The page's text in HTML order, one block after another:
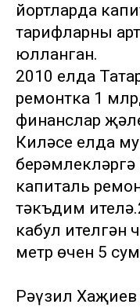
йортларда
тарифларны
юлланган.
2010 елда
ремонтка 1
финанслар
Киләсе елда
капиталь
тәкъдим
кабул ителгән
метр өчен 5
Рәүзил Хаҗиев